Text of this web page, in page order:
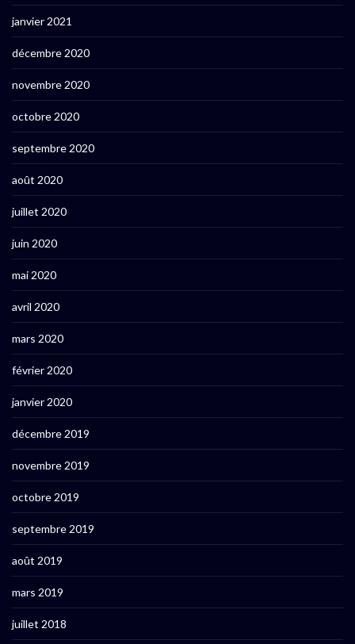
janvier 2021
décembre 2020
novembre 2020
octobre 2020
septembre 2020
août 2020
juillet 2020
juin 2020
mai 2020
avril 2020
mars 2020
février 2020
janvier 2020
décembre 2019
novembre 2019
octobre 2019
septembre 2019
août 2019
mars 2019
juillet 2018